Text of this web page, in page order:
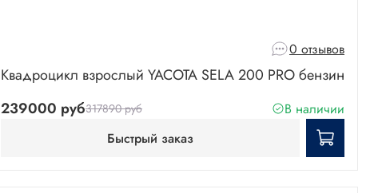
0 отзывов
Квадроцикл взрослый YACOTA SELA 200 PRO бензин
239000 руб317890 руб
В наличии
Быстрый заказ